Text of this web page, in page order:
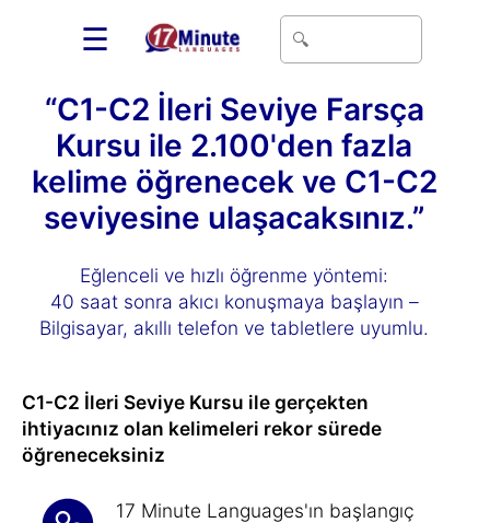
☰
“C1-C2 İleri Seviye Farsça
Kursu ile 2.100'den fazla
kelime öğrenecek ve C1-C2
seviyesine ulaşacaksınız.”
Eğlenceli ve hızlı öğrenme yöntemi:
40 saat sonra akıcı konuşmaya başlayın –
Bilgisayar, akıllı telefon ve tabletlere uyumlu.
C1-C2 İleri Seviye Kursu ile gerçekten
ihtiyacınız olan kelimeleri rekor sürede
öğreneceksiniz
17 Minute Languages'ın başlangıç